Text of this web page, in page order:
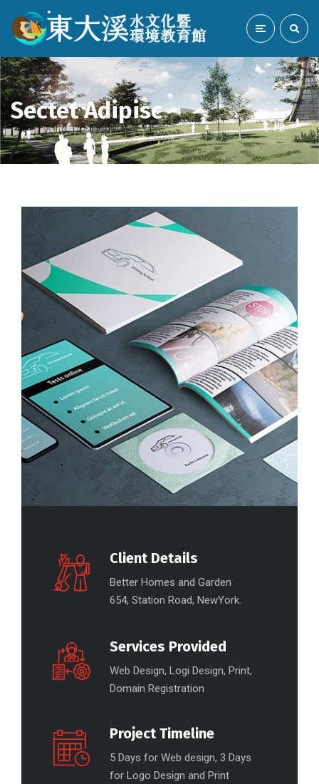
Sectet Adipisc
Client Details
Better Homes and Garden
654, Station Road, NewYork.
Services Provided
Web Design, Logi Design, Print,
Domain Registration
Project Timeline
5 Days for Web design, 3 Days
for Logo Design and Print